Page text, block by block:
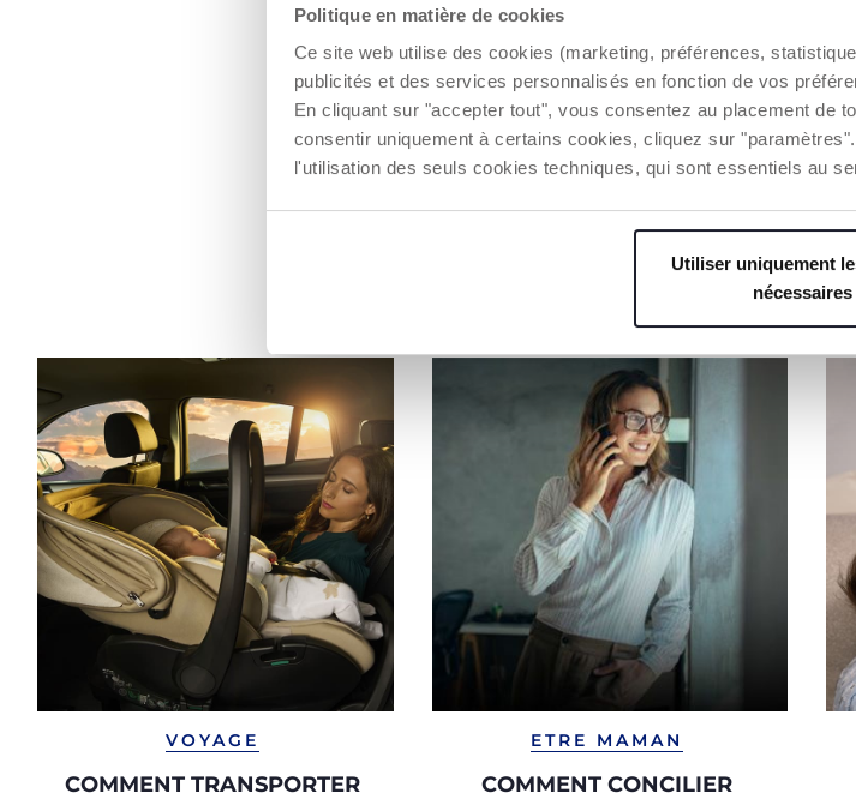
Politique en matière de cookies
Ce site web utilise des cookies (marketing, préférences,
publicités et des services personnalisés en fonction de vos
En cliquant sur "accepter tout", vous consentez au placement de
consentir uniquement à certains cookies, cliquez sur
l'utilisation des seuls cookies techniques, qui sont essentiels au
Utiliser uniquement
nécessaires
NOS
VOYAGE
COMMENT TRANSPORTER
ETRE MAMAN
COMMENT CONCILIER